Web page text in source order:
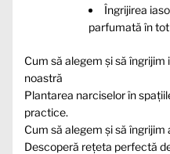
Îngrijirea
parfumată în
Cum să alegem și să
noastră
Plantarea narciselor în
practice.
Cum să alegem și să
Descoperă rețeta perfectă